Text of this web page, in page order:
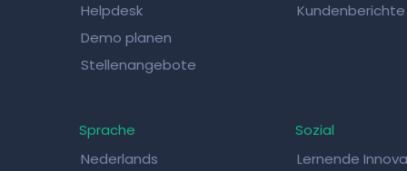
Helpdesk
Demo planen
Stellenangebote
Kundenberichte
Sprache
Nederlands
Sozial
Lernende